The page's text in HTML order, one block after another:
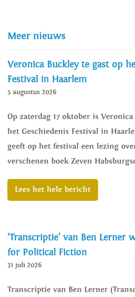
Meer nieuws
Veronica Buckley te gast op
Festival in Haarlem
5 augustus 2026
Op zaterdag 17 oktober is
het Geschiedenis Festival in
geeft op het festival een lezing
verschenen boek Zeven
Lees het hele bericht
‘Transcriptie’ van Ben Lerner
for Political Fiction
31 juli 2026
Transcriptie van Ben Lerner